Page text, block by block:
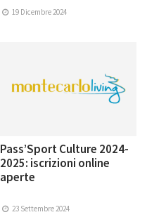
19 Dicembre 2024
Pass’Sport Culture 2024-
2025: iscrizioni online
aperte
23 Settembre 2024